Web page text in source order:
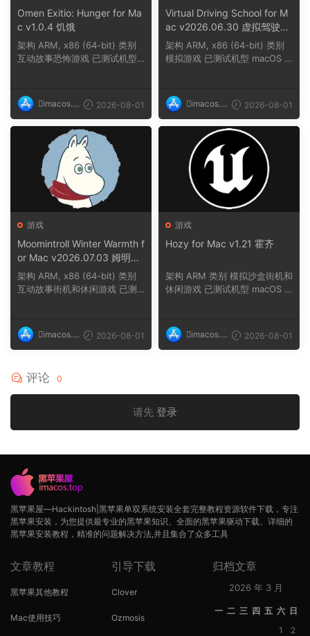
Omen Exitio: Hunger for Ma
c v1.0.4 饥饿
架构 ARM, x86 (64-bit) 类别
互动故事恐怖游戏 已测试机型
imacos.t
op
2026-08-01
Virtual Driving School for M
ac v2026.06.30 虚拟驾驶学
校
架构 ARM, x86 (64-bit) 类别
模拟游戏 已测试机型 macOS T
imacos.t
op
2026-08-01
游戏
Moomintroll Winter Warmth f
or Mac v2026.07.03 姆明冬
日暖阳
架构 ARM, x86 (64-bit) 类别
互动故事街机和休闲游戏 已测
imacos.t
op
2026-08-01
游戏
Hozy for Mac v1.21 霍齐
架构 ARM 类别 模拟沙盒街机和
休闲游戏 已测试机型 macOS T
imacos.t
op
2026-08-01
评论 0
请先 登录
黑苹果屋—Hackintosh|黑苹果单双系统安装全套完整教程资源软件下载，专注
黑苹果安装，为您提供最专业的黑苹果知识、全面的黑苹果驱动下载、详细的
黑苹果安装教程，精准的问题解决方法,并且集合了众多工具
文章教程
黑苹果其他教程
Mac使用技巧
引导下载
Clover
Ozmosis
归档文章
2026 年 3 月
一 二 三 四 五 六 日
1
2